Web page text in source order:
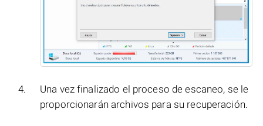
Una vez finalizado el proceso de escaneo, se le
proporcionarán archivos para su recuperación.